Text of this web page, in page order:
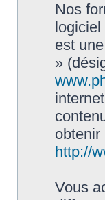
Nos
logiciel
est
»
obtenir
http://
Vous